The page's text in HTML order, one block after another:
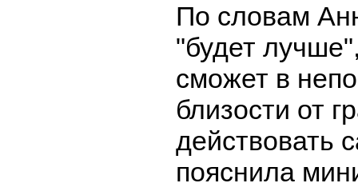
По словам
"будет
сможет в
близости от
действовать
пояснила